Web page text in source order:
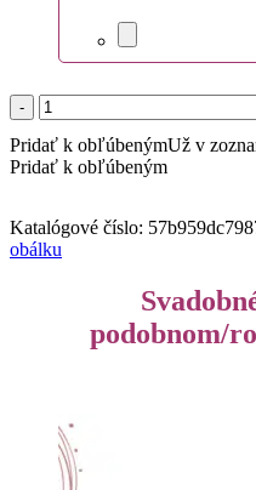
množstvo
Pásik
na
svadobnú
Pridať k obľúbenýmUž v
Pridať k obľúbeným
Katalógové číslo:
obálku
podobnom/